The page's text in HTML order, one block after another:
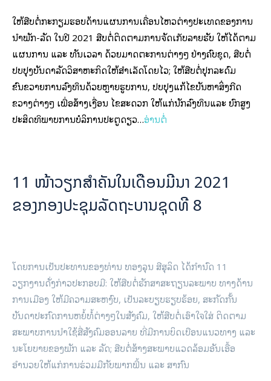
ໃຫ້ສືບຕໍ່ກະກຽມຮອບດ້ານແຜນການເຄື່ອນໄຫວຕ່າງປະເທດຂອງການ
ນຳພັກ-ລັດ ໃນປີ 2021 ສືບຕໍ່ຕິດຕາມການຈັດເກັບລາຍຮັບ ໃຫ້ໄດ້ຕາມ
ແຜນການ ແລະ ທັນເວລາ ດ້ວຍມາດຕະການຕ່າງໆ ຢ່າງຄົບຊຸດ, ສືບຕໍ່
ປັບປຸງບັນດາລັດວິສາຫະກິດໃຫ້ສໍາເລັດໂດຍໄວ; ໃຫ້ສືບຕໍ່ປຸກລະດົມ
ຂົນຂວາຍການລົງທຶນດ້ວຍຫຼາຍຮູບການ, ປັບປຸງແກ້ໄຂບັນຫາສິ່ງກີດ
ຂວາງຕ່າງໆ ເພື່ອສ້າງເງື່ອນ ໄຂສະດວກ ໃຫ້ແກ່ນັກລົງທຶນແລະ ຍົກສູງ
ປະສິດທິພາບການບໍລິການປະຕູດຽວ…ອ່ານຕໍ່
11 ໜ້າວຽກສຳຄັນໃນເດືອນມີນາ 2021
ຂອງກອງປະຊຸມລັດຖະບານຊຸດທີ 8
ໂດຍການເປັນປະທານຂອງທ່ານ ທອງລຸນ ສີສຸລິດ ໄດ້ກຳນົດ 11
ວຽກງານດັ່ງກ່າວປະກອບມີ: ໃຫ້ສືບຕໍ່ຮັກສາສະຖຽນລະພາບ ທາງດ້ານ
ການເມືອງ ໃຫ້ມີຄວາມສະຫງົບ, ເປັນລະບຽບຮຽບຮ້ອຍ, ສະກັດກັ້ນ
ບັນດາປະກົດການຫຍໍ້ທໍ້ຕ່າງໆໃນສັງຄົມ, ໃຫ້ສືບຕໍ່ເອົາໃຈໃສ່ ຕິດຕາມ
ສະພາບການນໍາໃຊ້ສື່ສັງຄົມອອນລາຍ ທີ່ມີການບິດເບືອນແນວທາງ ແລະ
ນະໂຍບາຍຂອງພັກ ແລະ ລັດ; ສືບຕໍ່ສ້າງສະພາບແວດລ້ອມອັນເອື້ອ
ອໍານວຍໃຫ້ແກ່ການຮ່ວມມືກັບພາກພື້ນ ແລະ ສາກົນ